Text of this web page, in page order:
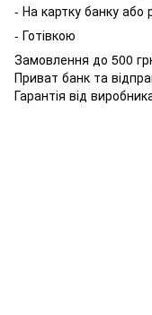
- На картку банку або
- Готівкою
Замовлення до 500
Приват банк та
Гарантія від